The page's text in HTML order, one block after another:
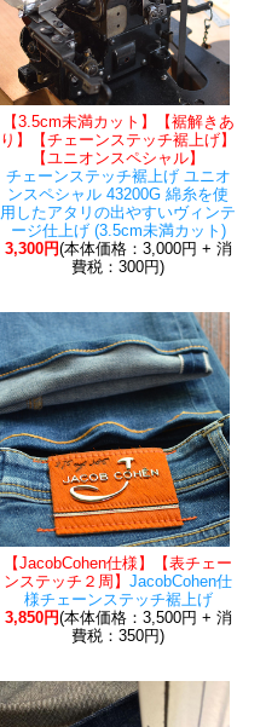
【3.5cm未満カット】【裾解きあ
り】【チェーンステッチ裾上げ】
【ユニオンスペシャル】
チェーンステッチ裾上げ ユニオ
ンスペシャル 43200G 綿糸を使
用したアタリの出やすいヴィンテ
ージ仕上げ (3.5cm未満カット)
3,300円(本体価格：3,000円 + 消
費税：300円)
【JacobCohen仕様】【表チェー
ンステッチ２周】JacobCohen仕
様チェーンステッチ裾上げ
3,850円(本体価格：3,500円 + 消
費税：350円)